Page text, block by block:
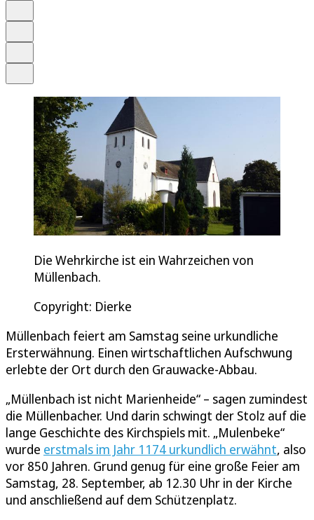
Die Wehrkirche ist ein Wahrzeichen von
Müllenbach.
Copyright: Dierke
Müllenbach feiert am Samstag seine urkundliche
Ersterwähnung. Einen wirtschaftlichen Aufschwung
erlebte der Ort durch den Grauwacke-Abbau.
„Müllenbach ist nicht Marienheide“ – sagen zumindest
die Müllenbacher. Und darin schwingt der Stolz auf die
lange Geschichte des Kirchspiels mit. „Mulenbeke“
wurde erstmals im Jahr 1174 urkundlich erwähnt, also
vor 850 Jahren. Grund genug für eine große Feier am
Samstag, 28. September, ab 12.30 Uhr in der Kirche
und anschließend auf dem Schützenplatz.